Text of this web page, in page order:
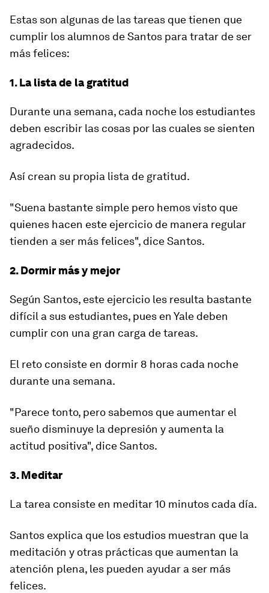
Estas son algunas de las tareas que tienen que
cumplir los alumnos de Santos para tratar de ser
más felices:
1. La lista de la gratitud
Durante una semana, cada noche los estudiantes
deben escribir las cosas por las cuales se sienten
agradecidos.
Así crean su propia lista de gratitud.
"Suena bastante simple pero hemos visto que
quienes hacen este ejercicio de manera regular
tienden a ser más felices", dice Santos.
2. Dormir más y mejor
Según Santos, este ejercicio les resulta bastante
difícil a sus estudiantes, pues en Yale deben
cumplir con una gran carga de tareas.
El reto consiste en dormir 8 horas cada noche
durante una semana.
"Parece tonto, pero sabemos que aumentar el
sueño disminuye la depresión y aumenta la
actitud positiva", dice Santos.
3. Meditar
La tarea consiste en meditar 10 minutos cada día.
Santos explica que los estudios muestran que la
meditación y otras prácticas que aumentan la
atención plena, les pueden ayudar a ser más
felices.